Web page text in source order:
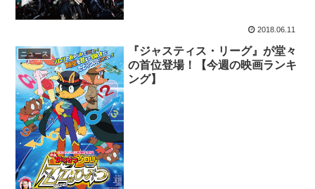
2018.06.11
ニュース
『ジャスティス・リーグ』が堂々
の首位登場！【今週の映画ランキ
ング】